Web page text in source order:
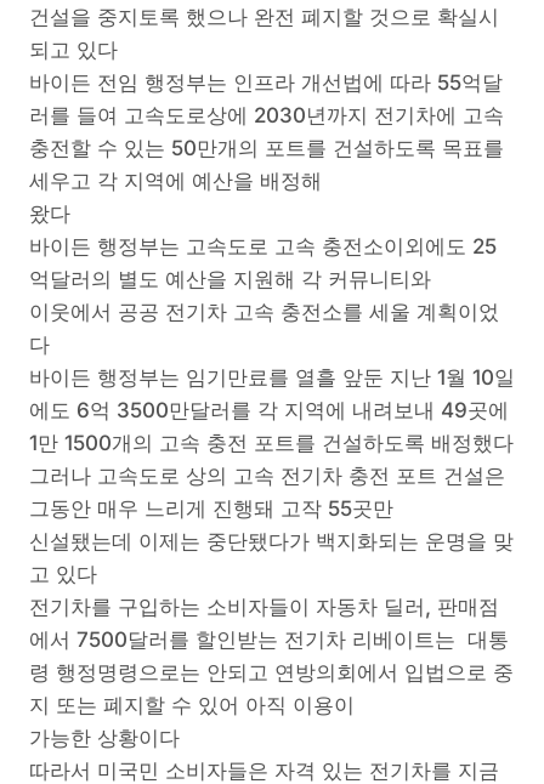
건설을 중지토록 했으나 완전 폐지할 것으로 확실시
되고 있다
바이든 전임 행정부는 인프라 개선법에 따라 55억달
러를 들여 고속도로상에 2030년까지 전기차에 고속
충전할 수 있는 50만개의 포트를 건설하도록 목표를
세우고 각 지역에 예산을 배정해
왔다
바이든 행정부는 고속도로 고속 충전소이외에도 25
억달러의 별도 예산을 지원해 각 커뮤니티와
이웃에서 공공 전기차 고속 충전소를 세울 계획이었
다
바이든 행정부는 임기만료를 열흘 앞둔 지난 1월 10일
에도 6억 3500만달러를 각 지역에 내려보내 49곳에
1만 1500개의 고속 충전 포트를 건설하도록 배정했다
그러나 고속도로 상의 고속 전기차 충전 포트 건설은
그동안 매우 느리게 진행돼 고작 55곳만
신설됐는데 이제는 중단됐다가 백지화되는 운명을 맞
고 있다
전기차를 구입하는 소비자들이 자동차 딜러, 판매점
에서 7500달러를 할인받는 전기차 리베이트는 대통
령 행정명령으로는 안되고 연방의회에서 입법으로 중
지 또는 폐지할 수 있어 아직 이용이
가능한 상황이다
따라서 미국민 소비자들은 자격 있는 전기차를 지금